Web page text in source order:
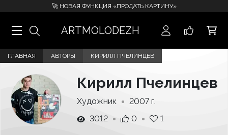
🚀 НОВАЯ ФУНКЦИЯ «ПРОДАТЬ КАРТИНУ»
ARTMOLODEZH
ГЛАВНАЯ АВТОРЫ КИРИЛЛ ПЧЕЛИНЦЕВ
Кирилл Пчелинцев
Художник
2007 г.
3012
0 1